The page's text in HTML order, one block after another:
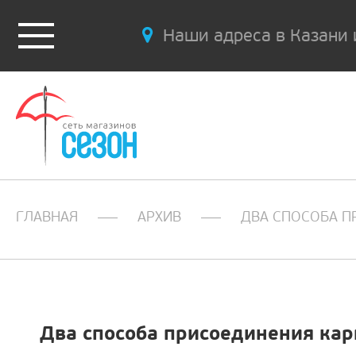
Наши адреса в Казани
ГЛАВНАЯ АРХИВ ДВА СПОСОБА
Два способа присоединения